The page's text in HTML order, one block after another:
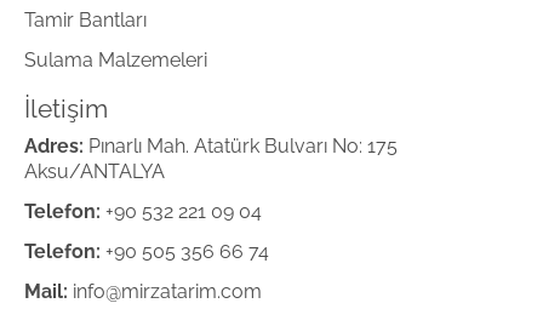
Tamir Bantları
Sulama Malzemeleri
İletişim
Adres: Pınarlı Mah. Atatürk Bulvarı No: 175
Aksu/ANTALYA
Telefon: +90 532 221 09 04
Telefon: +90 505 356 66 74
Mail: info@mirzatarim.com